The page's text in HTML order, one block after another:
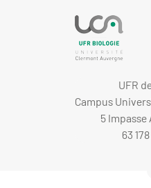
UFR
Campus
5 Impasse
63